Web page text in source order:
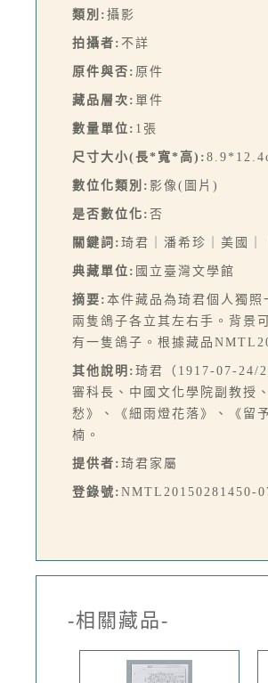
類別: 攝影
拍攝者: 不詳
原件與否: 原件
藏品層次: 單件
數量單位: 1張
尺寸大小(長*寬*高):
數位化類別: 影像(圖片)
是否數位化: 否
關鍵詞: 琦君｜潘希珍｜美國｜
典藏單位: 國立臺灣文學館
摘要: 本件藏品為琦君個人獨
兩隻鴿子各立其左右手。背景
有一隻鴿子。根據藏品
其他說明: 琦君（1917-07-24/
審科長、中國文化學院副教授
愁》、《細雨燈花落》、《留
楠。
提供者: 琦君家屬
登錄號: NMTL20150281450-
-相關藏品-